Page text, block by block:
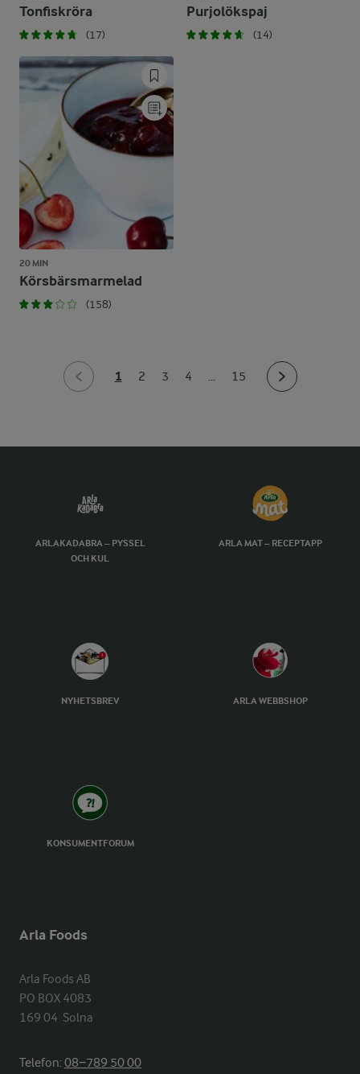
Tonfiskröra
(17)
Purjolökspaj
(14)
20 MIN
Körsbärsmarmelad
(158)
1 2 3 4 ... 15
ARLAKADABRA – PYSSEL
OCH KUL
ARLA MAT – RECEPTAPP
NYHETSBREV ARLA WEBBSHOP
KONSUMENTFORUM
Arla Foods
Arla Foods AB
PO BOX 4083
169 04  Solna
Telefon:08−789 50 00